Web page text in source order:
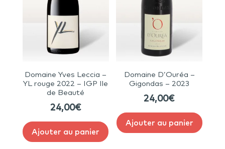
Domaine Yves Leccia –
YL rouge 2022 – IGP Ile
de Beauté
24,00€
Ajouter au panier
Domaine D’Ouréa –
Gigondas – 2023
24,00€
Ajouter au panier